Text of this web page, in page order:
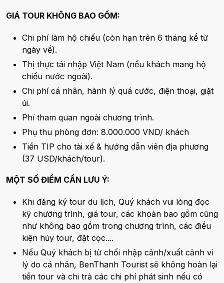
GIÁ TOUR KHÔNG BAO GỒM:
Chi phí làm hộ chiếu (còn hạn trên 6 tháng kể từ
ngày về).
Thị thực tái nhập Việt Nam (nếu khách mang hộ
chiếu nước ngoài).
Chi phí cá nhân, hành lý quá cước, điện thoại, giặt
ủi.
Phí tham quan ngoài chương trình.
Phụ thu phòng đơn: 8.000.000 VND/ khách
Tiền TIP cho tài xế & hướng dẫn viên địa phương
(37 USD/khách/tour).
MỘT SỐ ĐIỂM CẦN LƯU Ý:
Khi đăng ký tour du lịch, Quý khách vui lòng đọc
kỹ chương trình, giá tour, các khoản bao gồm cũng
như không bao gồm trong chương trình, các điều
kiện hủy tour, đặt cọc....
Nếu Quý khách bị từ chối nhập cảnh/xuất cảnh vì
lý do cá nhân, BenThanh Tourist sẽ không hoàn lại
tiền tour và chi trả các chi phí phát sinh nếu có